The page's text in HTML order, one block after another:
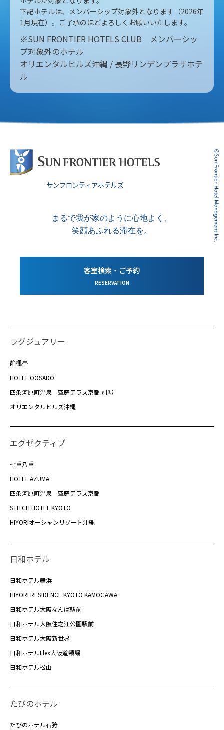
下記ホテルは、メンバーシップ対象外となります（2026年
1月現在）。ご了承のほどよろしくお願いいたします。
※SUN FRONTIER HOTELS CLUB メンバーシッ
プ対象外のホテル
オリエンタルヒルズ沖縄 / 長野リンデンプラザホテ
ル
サンフロンティアホテルズ
まるで我が家のように心地よく、
笑顔あふれる滞在を。
客室検索・ご予約
RESERVATION
ラグジュアリー
静楓亭
HOTEL OOSADO
四条河原町温泉 空庭テラス京都 別邸
オリエンタルヒルズ沖縄
エグゼクティブ
七重八重
HOTEL AZUMA
四条河原町温泉 空庭テラス京都
STITCH HOTEL KYOTO
HIYORIオーシャンリゾート沖縄
日和ホテル
日和ホテル舞浜
HIYORI RESIDENCE KYOTO KAMOGAWA
日和ホテル大阪なんば駅前
日和ホテル大阪住之江公園駅前
日和ホテル大阪新世界
日和ホテルFlex大阪道頓堀
日和ホテル松山
たびのホテル
たびのホテル石狩